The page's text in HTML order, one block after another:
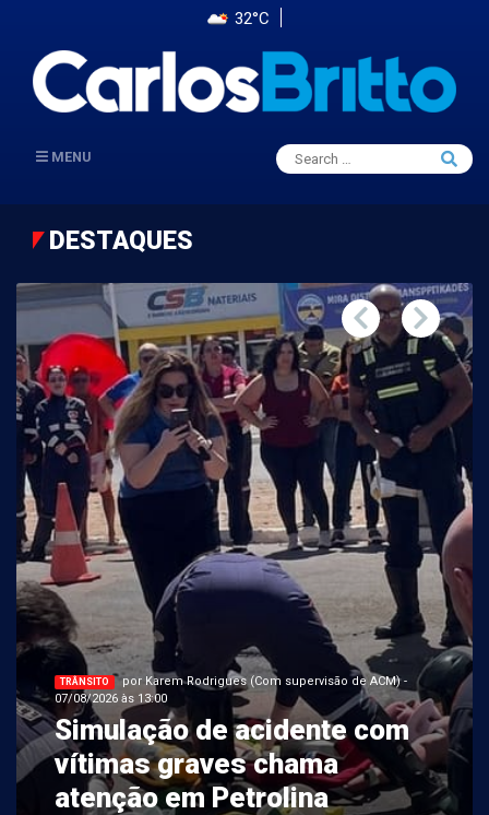
32°C
MENU
Search
for:
Search
DESTAQUES
TRÂNSITO
por Karem Rodrigues (Com supervisão de ACM) -
07/08/2026 às 13:00
Simulação de acidente com
vítimas graves chama
atenção em Petrolina